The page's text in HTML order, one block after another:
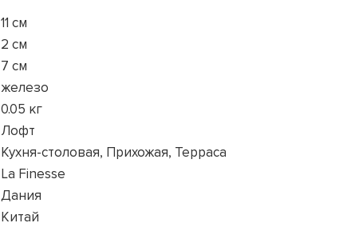
11 см
2 см
7 см
железо
0.05 кг
Лофт
Кухня-столовая, Прихожая, Терраса
La Finesse
Дания
Китай